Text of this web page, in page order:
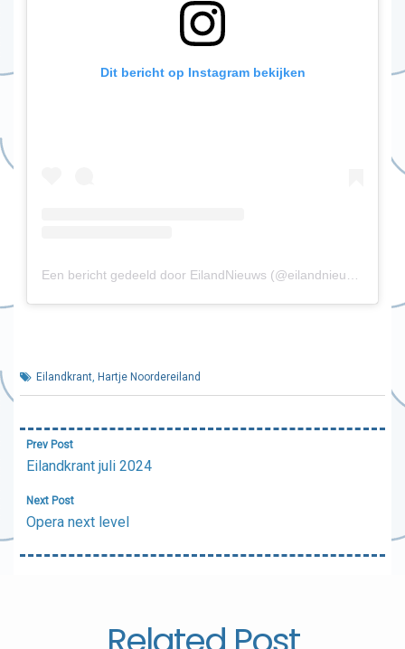
Dit bericht op Instagram bekijken
Eilandkrant Hartje Noordereiland
Bericht
navigatie
Prev Post
Eilandkrant juli 2024
Next Post
Opera next level